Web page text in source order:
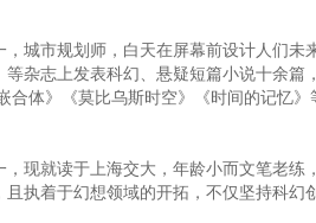
市规划师，白天在屏幕前设计人们未
等杂志上发表科幻、悬疑短篇小说十余
体》《莫比乌斯时空》《时间的记忆》
就读于上海交大，年龄小而文笔老练
执着于幻想领域的开拓，不仅坚持科